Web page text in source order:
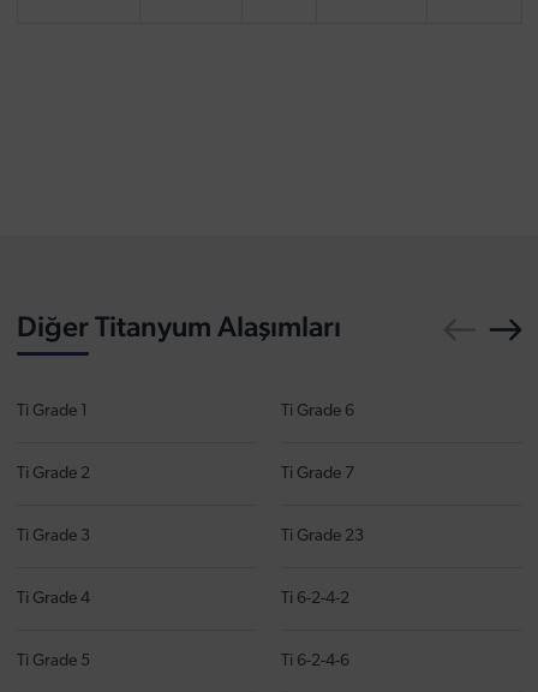
Diğer Titanyum Alaşımları
Ti Grade 1
Ti Grade 2
Ti Grade 3
Ti Grade 4
Ti Grade 5
Ti Grade 6
Ti Grade 7
Ti Grade 23
Ti 6-2-4-2
Ti 6-2-4-6